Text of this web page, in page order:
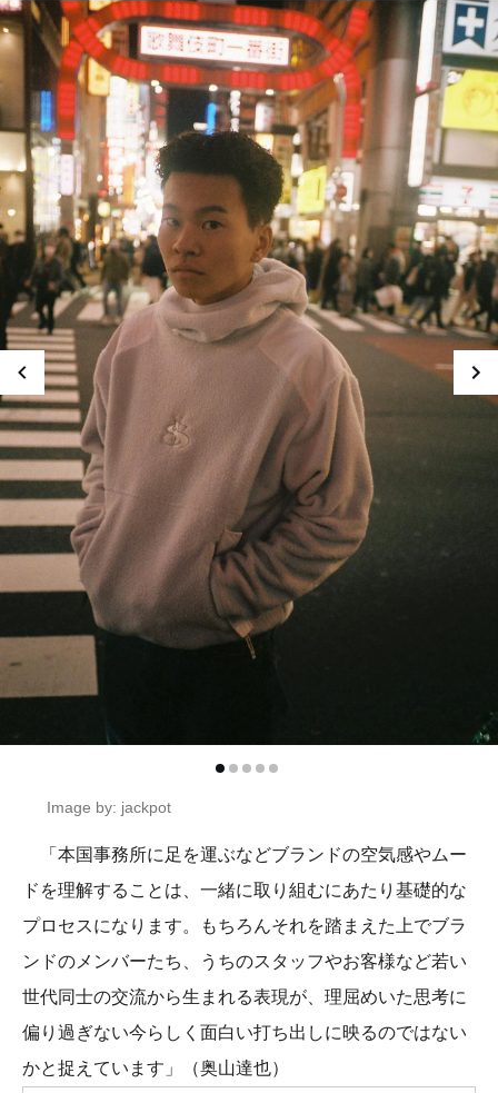
Image by: jackpot
「本国事務所に足を運ぶなどブランドの空気感やムー
ドを理解することは、一緒に取り組むにあたり基礎的な
プロセスになります。もちろんそれを踏まえた上でブラ
ンドのメンバーたち、うちのスタッフやお客様など若い
世代同士の交流から生まれる表現が、理屈めいた思考に
偏り過ぎない今らしく面白い打ち出しに映るのではない
かと捉えています」（奥山達也）